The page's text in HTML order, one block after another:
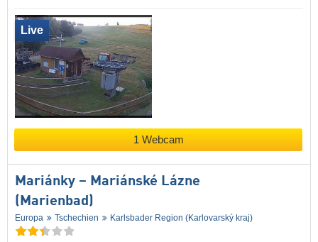
Live
1 Webcam
Mariánky – Mariánské Lázne
(Marienbad)
Europa Tschechien Karlsbader Region (Karlovarský kraj)